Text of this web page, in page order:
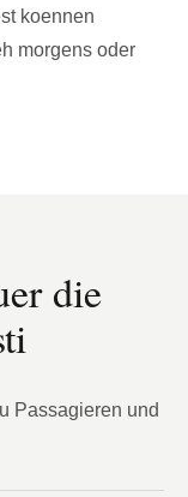
koennen
morgens oder
die
Passagieren und